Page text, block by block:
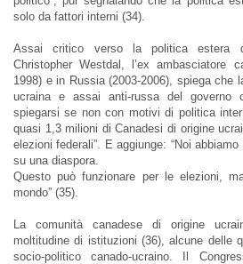
solo da fattori interni (34).
Assai critico verso la politica estera
Christopher Westdal, l’ex ambasciatore
1998) e in Russia (2003-2006), spiega che
ucraina e assai anti-russa del governo
spiegarsi se non con motivi di politica
quasi 1,3 milioni di Canadesi di origine
elezioni federali”. E aggiunge: “Noi
su una diaspora.
Questo può funzionare per le elezioni,
mondo” (35).
La comunità canadese di origine
moltitudine di istituzioni (36), alcune delle
socio-politico canado-ucraino. Il